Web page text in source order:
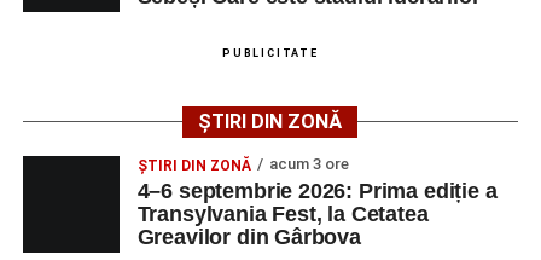
Urmărește-ne pe Google News
Ultimele știri din Sebeș
PUBLICITATE
ȘTIRI DIN ZONĂ
ȘTIRI DIN ZONĂ acum 3 ore
4–6 septembrie 2026: Prima ediție a
Transylvania Fest, la Cetatea
Greavilor din Gârbova